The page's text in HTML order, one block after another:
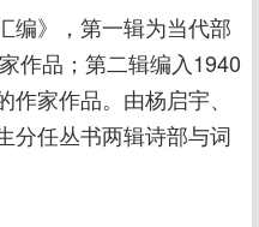
编》，第一辑为当代部
作品；第二辑编入1940
家作品。由杨启宇、
分任丛书两辑诗部与词